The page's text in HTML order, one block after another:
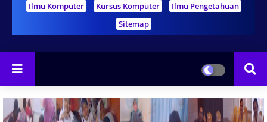
Ilmu Komputer
Kursus Komputer
Ilmu Pengetahuan
Sitemap